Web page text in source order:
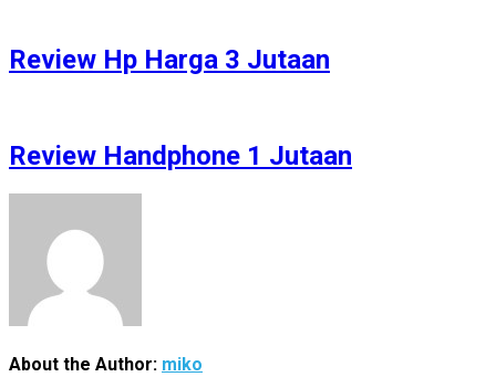
Review Hp Harga 3 Jutaan
Review Handphone 1 Jutaan
About the Author: miko